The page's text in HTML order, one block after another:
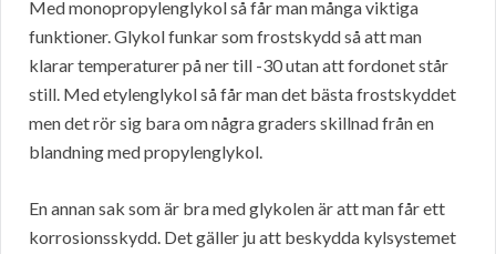
Med monopropylenglykol så får man många viktiga
funktioner. Glykol funkar som frostskydd så att man
klarar temperaturer på ner till -30 utan att fordonet står
still. Med etylenglykol så får man det bästa frostskyddet
men det rör sig bara om några graders skillnad från en
blandning med propylenglykol.
En annan sak som är bra med glykolen är att man får ett
korrosionsskydd. Det gäller ju att beskydda kylsystemet